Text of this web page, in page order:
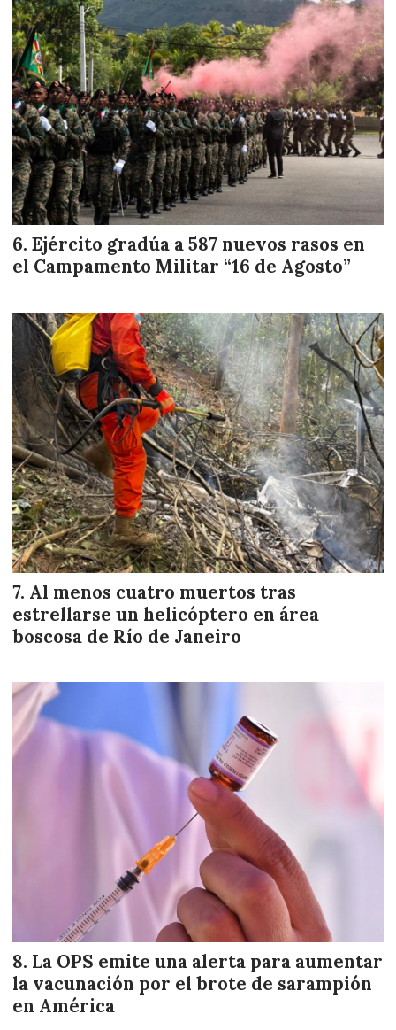
Ejército gradúa a 587 nuevos rasos en
el Campamento Militar “16 de Agosto”
Al menos cuatro muertos tras
estrellarse un helicóptero en área
boscosa de Río de Janeiro
La OPS emite una alerta para aumentar
la vacunación por el brote de sarampión
en América